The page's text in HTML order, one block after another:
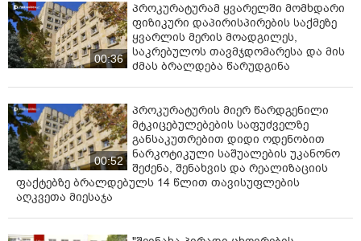
00:36
პროკურატურამ ყვარელში მომხდარი
ფიზიკური დაპირისპირების საქმეზე
ყვარლის მერის მოადგილეს,
საკრებულოს თავმჯდომარესა და მის
ძმას ბრალდება წარუდგინა
00:52
პროკურატურის მიერ წარდგენილი
მტკიცებულებების საფუძველზე
განსაკუთრებით დიდი ოდენობით
ნარკოტიკული საშუალების უკანონო
შეძენა, შენახვის და რეალიზაციის
ფაქტებზე ბრალდებულს 14 წლით თავისუფლების
აღკვეთა მიესაჯა